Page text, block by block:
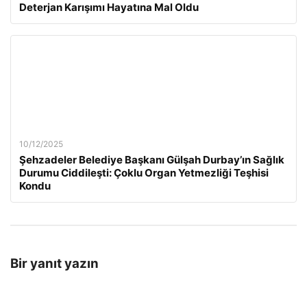
Deterjan Karışımı Hayatına Mal Oldu
10/12/2025
Şehzadeler Belediye Başkanı Gülşah Durbay’ın Sağlık
Durumu Ciddileşti: Çoklu Organ Yetmezliği Teşhisi
Kondu
Bir yanıt yazın